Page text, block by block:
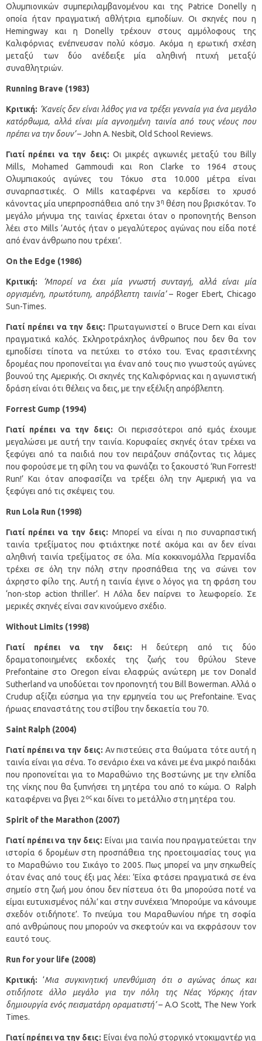
Ολυμπιονικών συμπεριλαμβανομένου και της Patrice Donelly η
οποία ήταν πραγματική αθλήτρια εμποδίων. Οι σκηνές που η
Hemingway και η Donelly τρέχουν στους αμμόλοφους της
Καλιφόρνιας ενέπνευσαν πολύ κόσμο. Ακόμα η ερωτική σχέση
μεταξύ των δύο ανέδειξε μία αληθινή πτυχή μεταξύ
συναθλητριών.
Running Brave (1983)
Κριτική: ‘Κανείς δεν είναι λάθος για να τρέξει γενναία για ένα μεγάλο
κατόρθωμα, αλλά είναι μία αγνοημένη ταινία από τους νέους που
πρέπει να την δουν’– John A. Nesbit, Old School Reviews.
Γιατί πρέπει να την δεις: Οι μικρές αγκωνιές μεταξύ του Billy
Mills, Mohamed Gammoudi και Ron Clarke το 1964 στους
Ολυμπιακούς αγώνες του Τόκυο στα 10.000 μέτρα είναι
συναρπαστικές. Ο Mills καταφέρνει να κερδίσει το χρυσό
κάνοντας μία υπερπροσπάθεια από την 3 η θέση που βρισκόταν. Το
μεγάλο μήνυμα της ταινίας έρχεται όταν ο προπονητής Benson
λέει στο Mills ‘Αυτός ήταν ο μεγαλύτερος αγώνας που είδα ποτέ
από έναν άνθρωπο που τρέχει’.
On the Edge (1986)
Κριτική:
‘Μπορεί να έχει μία γνωστή συνταγή, αλλά είναι μία
οργισμένη, πρωτότυπη, απρόβλεπτη ταινία’– Roger Ebert, Chicago
Sun-Times.
Γιατί πρέπει να την δεις: Πρωταγωνιστεί ο Bruce Dern και είναι
πραγματικά καλός. Σκληροτράχηλος άνθρωπος που δεν θα τον
εμποδίσει τίποτα να πετύχει το στόχο του. Ένας ερασιτέχνης
δρομέας που προπονείται για έναν από τους πιο γνωστούς αγώνες
βουνού της Αμερικής. Οι σκηνές της Καλιφόρνιας και η αγωνιστική
δράση είναι ότι θέλεις να δεις, με την εξέλιξη απρόβλεπτη.
Forrest Gump (1994)
Γιατί πρέπει να την δεις: Οι περισσότεροι από εμάς έχουμε
μεγαλώσει με αυτή την ταινία. Κορυφαίες σκηνές όταν τρέχει να
ξεφύγει από τα παιδιά που τον πειράζουν σπάζοντας τις λάμες
που φορούσε με τη φίλη του να φωνάζει το ξακουστό ‘Run Forrest!
Run!’ Και όταν αποφασίζει να τρέξει όλη την Αμερική για να
ξεφύγει από τις σκέψεις του.
Run Lola Run (1998)
Γιατί πρέπει να την δεις: Μπορεί να είναι η πιο συναρπαστική
ταινία τρεξίματος που φτιάχτηκε ποτέ ακόμα και αν δεν είναι
αληθινή ταινία τρεξίματος σε όλα. Μία κοκκινομάλλα Γερμανίδα
τρέχει σε όλη την πόλη στην προσπάθεια της να σώνει τον
άχρηστο φίλο της. Αυτή η ταινία έγινε ο λόγος για τη φράση του
‘non-stop action thriller’. Η Λόλα δεν παίρνει το λεωφορείο. Σε
μερικές σκηνές είναι σαν κινούμενο σχέδιο.
Without Limits (1998)
Γιατί πρέπει να την δεις:Η δεύτερη από τις δύο
δραματοποιημένες εκδοχές της ζωής του θρύλου Steve
Prefontaine στο Oregon είναι ελαφρώς ανώτερη με τον Donald
Sutherland να υποδύεται τον προπονητή του Bill Bowerman. Αλλά ο
Crudup αξίζει εύσημα για την ερμηνεία του ως Prefontaine. Ένας
ήρωας επαναστάτης του στίβου την δεκαετία του 70.
Saint Ralph (2004)
Γιατί πρέπει να την δεις: Αν πιστεύεις στα θαύματα τότε αυτή η
ταινία είναι για σένα. Το σενάριο έχει να κάνει με ένα μικρό παιδάκι
που προπονείται για το Μαραθώνιο της Βοστώνης με την ελπίδα
της νίκης που θα ξυπνήσει τη μητέρα του από το κώμα. Ο Ralph
καταφέρνει να βγει 2ος και δίνει το μετάλλιο στη μητέρα του.
Spirit of the Marathon (2007)
Γιατί πρέπει να την δεις: Είναι μια ταινία που πραγματεύεται την
ιστορία 6 δρομέων στη προσπάθεια της προετοιμασίας τους για
το Μαραθώνιο του Σικάγο το 2005. Πως μπορεί να μην σηκωθείς
όταν ένας από τους έξι μας λέει: ‘Είχα φτάσει πραγματικά σε ένα
σημείο στη ζωή μου όπου δεν πίστευα ότι θα μπορούσα ποτέ να
είμαι ευτυχισμένος πάλι’ και στην συνέχεια ‘Μπορούμε να κάνουμε
σχεδόν οτιδήποτε’. Το πνεύμα του Μαραθωνίου πήρε τη σοφία
από ανθρώπους που μπορούν να σκεφτούν και να εκφράσουν τον
εαυτό τους.
Run for your life (2008)
Κριτική:‘Μια συγκινητική υπενθύμιση ότι ο αγώνας όπως και
οτιδήποτε άλλο μεγάλο για την πόλη της Νέας Υόρκης ήταν
δημιουργία ενός πεισματάρη οραματιστή’– A.O Scott, The New York
Times.
Γιατί πρέπει να την δεις: Είναι ένα πολύ στοργικό ντοκιμαντέρ για